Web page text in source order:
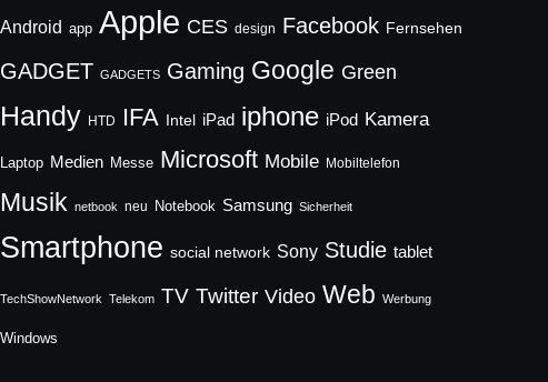
Android app Apple CES design Facebook Fernsehen
GADGET GADGETS Gaming Google Green
Handy HTD IFA Intel iPad iphone iPod Kamera
Laptop Medien Messe Microsoft Mobile Mobiltelefon
Musik netbook neu Notebook Samsung Sicherheit
Smartphone social network Sony Studie tablet
TechShowNetwork Telekom TV Twitter Video Web Werbung
Windows